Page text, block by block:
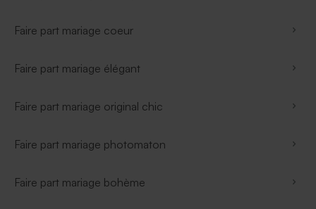
Faire part mariage coeur
Faire part mariage élégant
Faire part mariage original chic
Faire part mariage photomaton
Faire part mariage bohème